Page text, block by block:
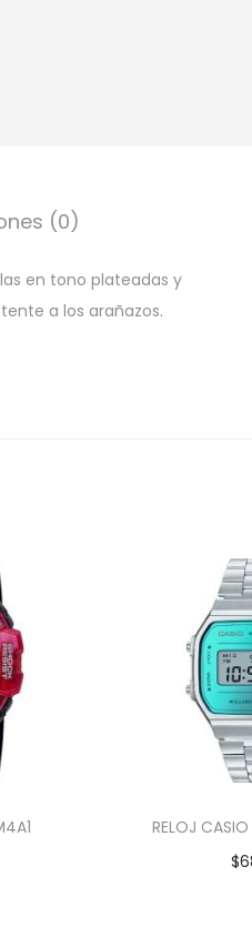
(0)
en tono plateadas y
a los arañazos.
RELOJ
$